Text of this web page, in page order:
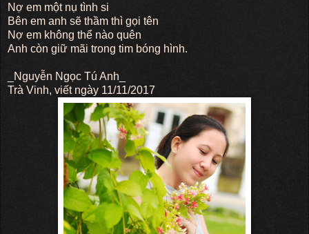
Nợ em một nụ tình si
Bên em anh sẽ thầm thì gọi tên
Nợ em không thể nào quên
Anh còn giữ mãi trong tim bóng hình.
_Nguyễn Ngọc Tú Anh_
Trà Vinh, viết ngày 11/11/2017